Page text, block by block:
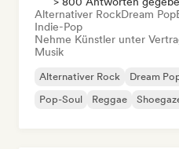
Alternativer RockDream Pop
Indie-Pop
Nehme Künstler unter
Musik
Alternativer Rock Dream
Pop-Soul
Reggae